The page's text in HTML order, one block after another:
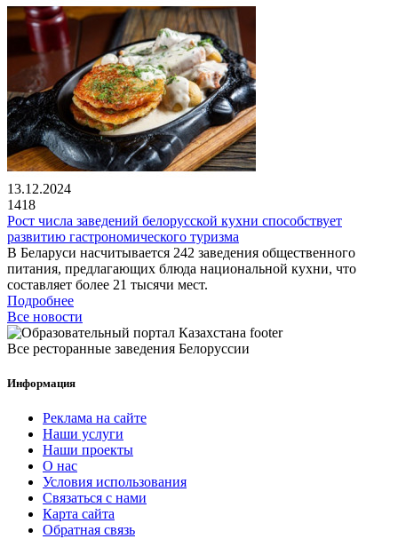
13.12.2024
1418
Рост числа заведений белорусской кухни способствует
развитию гастрономического туризма
В Беларуси насчитывается 242 заведения общественного
питания, предлагающих блюда национальной кухни, что
составляет более 21 тысячи мест.
Подробнее
Все новости
Все ресторанные заведения Белоруссии
Информация
Реклама на сайте
Наши услуги
Наши проекты
О нас
Условия использования
Связаться с нами
Карта сайта
Обратная связь